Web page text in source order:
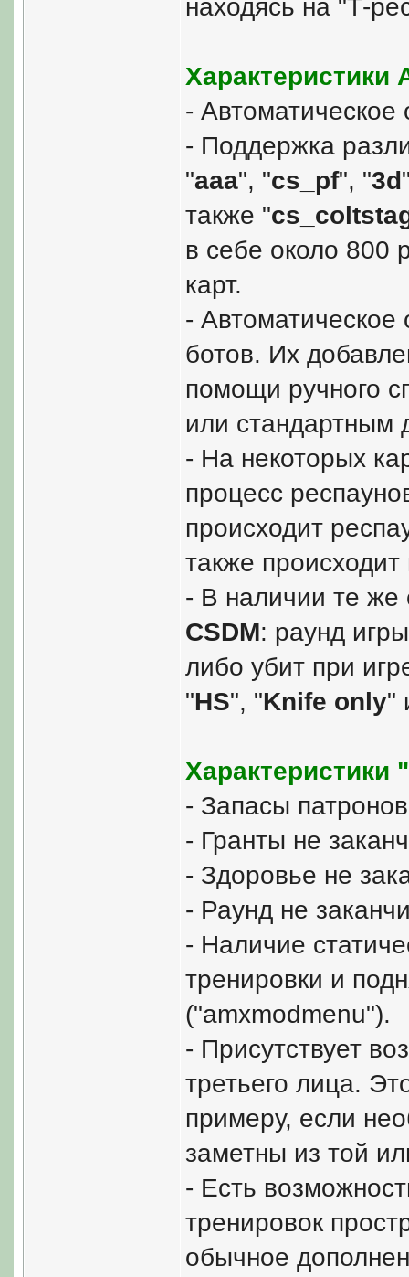
находясь на "Т-
Характеристики
-
- Поддержка
"aaa", "cs_pf", "3d
также "
в себе около 800
карт.
- Автоматическое
ботов. Их
помощи ручного
или стандартным
- На некоторых
процесс
происходит
также
- В наличии те
CSDM: раунд
либо убит при
"HS", "Knife only"
Характеристики
- Запасы
- Гранты не
- Здоровье не
- Раунд не
- Наличие
тренировки и
("amxmodmenu").
- Присутствует
третьего лица.
примеру, если
заметны из той
- Есть
тренировок
обычное